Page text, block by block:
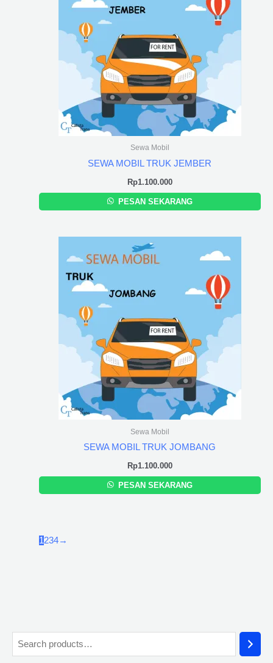
Sewa Mobil
SEWA MOBIL TRUK JEMBER
Rp1.100.000
PESAN SEKARANG
Sewa Mobil
SEWA MOBIL TRUK JOMBANG
Rp1.100.000
PESAN SEKARANG
1 234→